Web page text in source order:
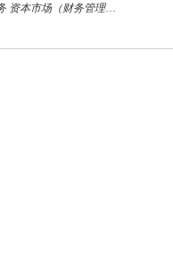
本市场（财务管理）区域经济
市